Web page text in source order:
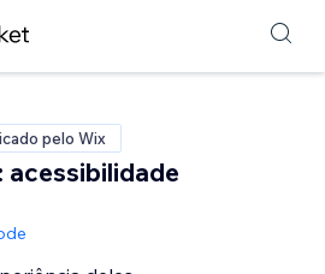
pelo Wix
acessibilidade